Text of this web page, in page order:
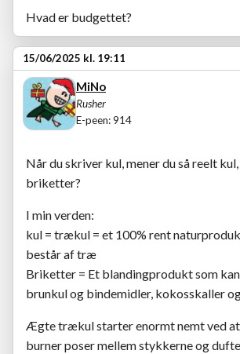
Hvad er budgettet?
15/06/2025 kl. 19:11
MiNo
Rusher
E-peen: 914
Når du skriver kul, mener du så reelt
briketter?
I min verden:
kul = trækul = et 100% rent
består af træ
Briketter = Et blandingprodukt som
brunkul og bindemidler, kokosskaller
Ægte trækul starter enormt nemt ved at
burner poser mellem stykkerne og